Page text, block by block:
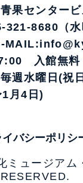
果センタービ
321-8680（
入館無料
週水曜日(祝
1月4日)
イバシーポリシ
ミュージア
RESERVED.